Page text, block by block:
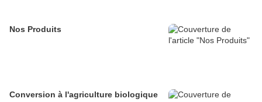
Nos Produits
Conversion à l'agriculture biologique